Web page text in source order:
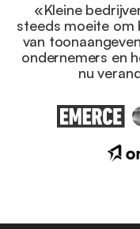
«Kleine
steeds moeite om
van
ondernemers en
nu